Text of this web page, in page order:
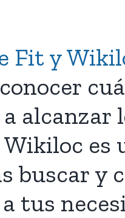
Fit y
alcanzar
buscar
tus